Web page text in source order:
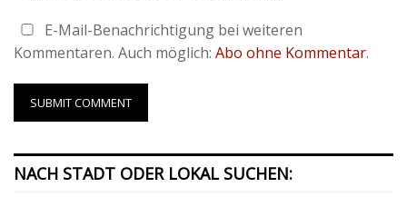
E-Mail-Benachrichtigung bei weiteren
Kommentaren. Auch möglich: Abo ohne Kommentar.
NACH STADT ODER LOKAL SUCHEN: